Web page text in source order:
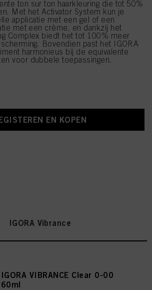
ton sur ton haarkleuring die tot 50%
Met het Activator System kun je
applicatie met een gel of een
met een crème, en dankzij het
Complex biedt het tot 100% meer
Bovendien past het IGORA
harmonieus bij de equivalente
voor dubbele toepassingen.
EN KOPEN
IGORA Vibrance
IGORA VIBRANCE Clear 0-00
60ml